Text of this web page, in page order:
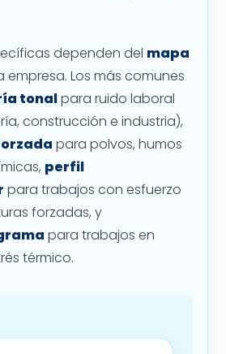
dependen del mapa
empresa. Los más comunes
tonalpara ruido laboral
construcción e industria),
para polvos, humos
perfil
para trabajos con esfuerzo
forzadas, y
para trabajos en
térmico.